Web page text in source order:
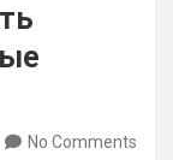
No Comments